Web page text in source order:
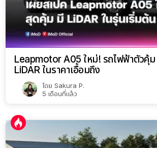
Leapmotor A05 ใหม่! รถไฟฟ้าตัวคุ้ม
LiDAR ในราคาเอื้อมถึง
โดย Sakura P.
5 เดือนที่แล้ว